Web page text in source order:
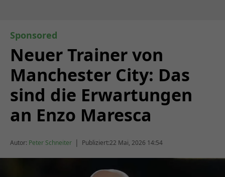
Sponsored
Neuer Trainer von
Manchester City: Das
sind die Erwartungen
an Enzo Maresca
Autor: Peter Schneiter | Publiziert:22 Mai, 2026 14:54